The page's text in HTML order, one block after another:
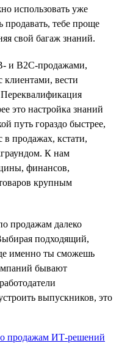
использовать уже
тебе проще
свой багаж знаний.
и B2C-продажами,
клиентами, вести
Переквалификация
это настройка знаний
путь гораздо быстрее,
в продажах, кстати,
К нам
финансов,
крупным
продажам далеко
подходящий,
именно ты сможешь
бывают
выпускников, это
продажам ИТ-решений